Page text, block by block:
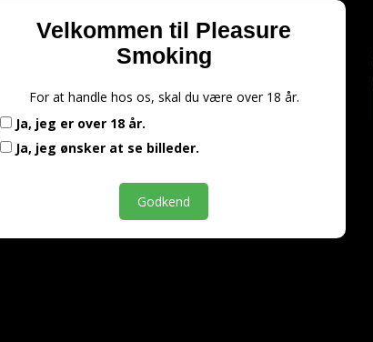
Three Kings kul 33 mm./ 10 stk.
Velkommen til Pleasure
Smoking
For at handle hos os, skal du være over 18 år.
Ja, jeg er over 18 år.
Ja, jeg ønsker at se billeder.
Godkend